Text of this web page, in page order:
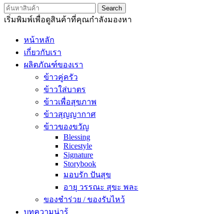
Search
เริ่มพิมพ์เพื่อดูสินค้าที่คุณกำลังมองหา
หน้าหลัก
เกี่ยวกับเรา
ผลิตภัณฑ์ของเรา
ข้าวคู่ครัว
ข้าวใส่บาตร
ข้าวเพื่อสุขภาพ
ข้าวสุญญากาศ
ข้าวของขวัญ
Blessing
Ricestyle
Signature
Storybook
มอบรัก ปันสุข
อายุ วรรณะ สุขะ พละ
ของชำร่วย / ของรับไหว้
บทความน่ารู้